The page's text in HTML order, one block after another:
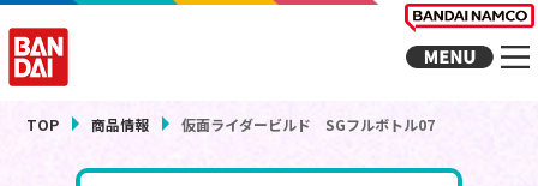
TOP 商品情報 仮面ライダービルド SGフルボトル07